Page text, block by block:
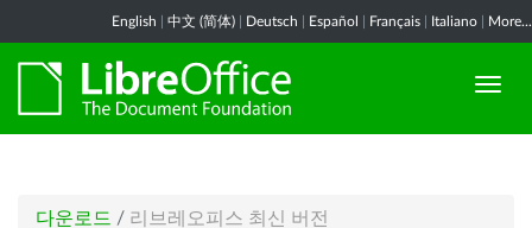
English 中文 (简体) Deutsch Español Français Italiano More...
다운로드 / 리브레오피스 최신 버전